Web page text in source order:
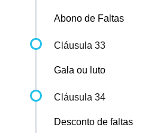
Abono de Faltas
Cláusula 33
Gala ou luto
Cláusula 34
Desconto de faltas